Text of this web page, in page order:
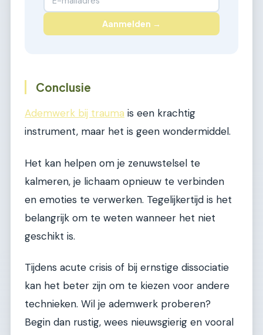
Aanmelden →
Conclusie
Ademwerk bij trauma is een krachtig
instrument, maar het is geen wondermiddel.
Het kan helpen om je zenuwstelsel te
kalmeren, je lichaam opnieuw te verbinden
en emoties te verwerken. Tegelijkertijd is het
belangrijk om te weten wanneer het niet
geschikt is.
Tijdens acute crisis of bij ernstige dissociatie
kan het beter zijn om te kiezen voor andere
technieken. Wil je ademwerk proberen?
Begin dan rustig, wees nieuwsgierig en vooral